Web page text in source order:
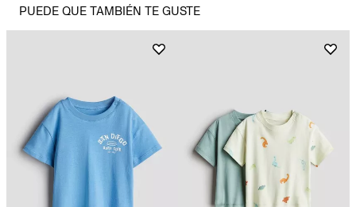
PUEDE QUE TAMBIÉN TE GUSTE